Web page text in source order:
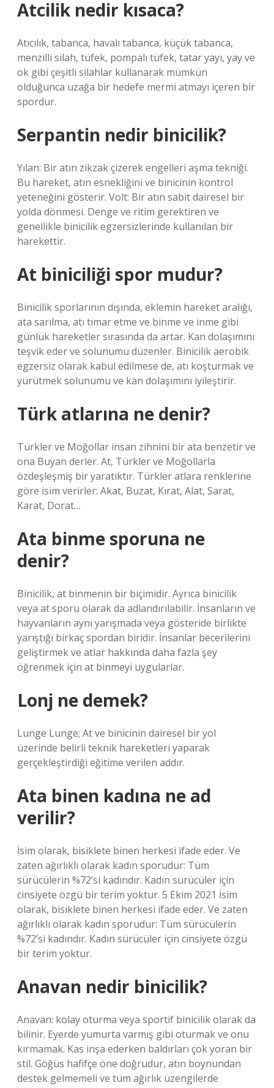
Atcilik nedir kısaca?
Atıcılık, tabanca, havalı tabanca, küçük tabanca,
menzilli silah, tüfek, pompalı tüfek, tatar yayı, yay ve
ok gibi çeşitli silahlar kullanarak mümkün
olduğunca uzağa bir hedefe mermi atmayı içeren bir
spordur.
Serpantin nedir binicilik?
Yılan: Bir atın zikzak çizerek engelleri aşma tekniği.
Bu hareket, atın esnekliğini ve binicinin kontrol
yeteneğini gösterir. Volt: Bir atın sabit dairesel bir
yolda dönmesi. Denge ve ritim gerektiren ve
genellikle binicilik egzersizlerinde kullanılan bir
harekettir.
At biniciliği spor mudur?
Binicilik sporlarının dışında, eklemin hareket aralığı,
ata sarılma, atı tımar etme ve binme ve inme gibi
günlük hareketler sırasında da artar. Kan dolaşımını
teşvik eder ve solunumu düzenler. Binicilik aerobik
egzersiz olarak kabul edilmese de, atı koşturmak ve
yürütmek solunumu ve kan dolaşımını iyileştirir.
Türk atlarına ne denir?
Türkler ve Moğollar insan zihnini bir ata benzetir ve
ona Buyan derler. At, Türkler ve Moğollarla
özdeşleşmiş bir yaratıktır. Türkler atlara renklerine
göre isim verirler: Akat, Buzat, Kırat, Alat, Sarat,
Karat, Dorat…
Ata binme sporuna ne
denir?
Binicilik, at binmenin bir biçimidir. Ayrıca binicilik
veya at sporu olarak da adlandırılabilir. İnsanların ve
hayvanların aynı yarışmada veya gösteride birlikte
yarıştığı birkaç spordan biridir. İnsanlar becerilerini
geliştirmek ve atlar hakkında daha fazla şey
öğrenmek için at binmeyi uygularlar.
Lonj ne demek?
Lunge Lunge; At ve binicinin dairesel bir yol
üzerinde belirli teknik hareketleri yaparak
gerçekleştirdiği eğitime verilen addır.
Ata binen kadına ne ad
verilir?
İsim olarak, bisiklete binen herkesi ifade eder. Ve
zaten ağırlıklı olarak kadın sporudur: Tüm
sürücülerin %72’si kadındır. Kadın sürücüler için
cinsiyete özgü bir terim yoktur. 5 Ekim 2021 İsim
olarak, bisiklete binen herkesi ifade eder. Ve zaten
ağırlıklı olarak kadın sporudur: Tüm sürücülerin
%72’si kadındır. Kadın sürücüler için cinsiyete özgü
bir terim yoktur.
Anavan nedir binicilik?
Anavan: kolay oturma veya sportif binicilik olarak da
bilinir. Eyerde yumurta varmış gibi oturmak ve onu
kırmamak. Kas inşa ederken baldırları çok yoran bir
stil. Göğüs hafifçe öne doğrudur, atın boynundan
destek gelmemeli ve tüm ağırlık üzengilerde